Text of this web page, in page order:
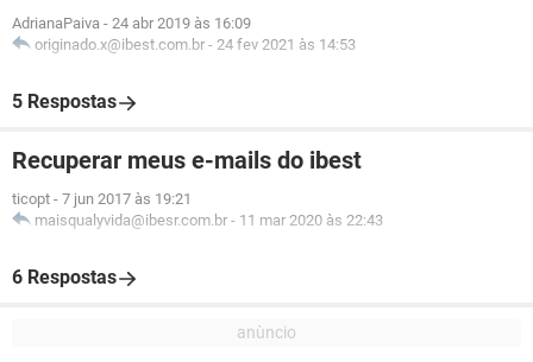
AdrianaPaiva - 24 abr 2019 às 16:09
originado.x@ibest.com.br - 24 fev 2021 às 14:53
5 Respostas
Recuperar meus e-mails do ibest
ticopt - 7 jun 2017 às 19:21
maisqualyvida@ibesr.com.br - 11 mar 2020 às 22:43
6 Respostas